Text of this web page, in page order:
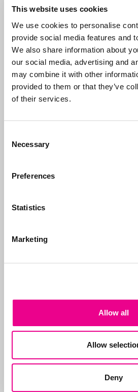
This website uses cookies
We use cookies to personalise
provide social media features and
We also share information about
our social media, advertising and
may combine it with other
provided to them or that they’ve
of their services.
Selection
Necessary
Preferences
Statistics
Marketing
Allow all
Allow
Deny
Lees dit artikel »
SWITCH – niet
merkhouder
Lees dit artikel »
Neem contact op
een e-mail:
in het aanvragen van
modelrechten. Dit
wereldwijd voor zowel